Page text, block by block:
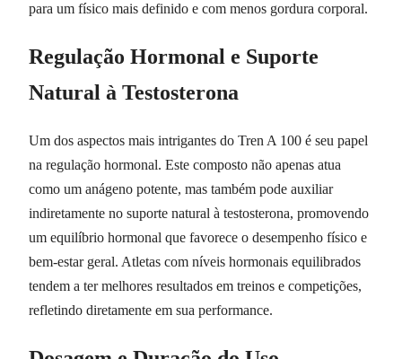
para um físico mais definido e com menos gordura corporal.
Regulação Hormonal e Suporte
Natural à Testosterona
Um dos aspectos mais intrigantes do Tren A 100 é seu papel
na regulação hormonal. Este composto não apenas atua
como um anágeno potente, mas também pode auxiliar
indiretamente no suporte natural à testosterona, promovendo
um equilíbrio hormonal que favorece o desempenho físico e
bem-estar geral. Atletas com níveis hormonais equilibrados
tendem a ter melhores resultados em treinos e competições,
refletindo diretamente em sua performance.